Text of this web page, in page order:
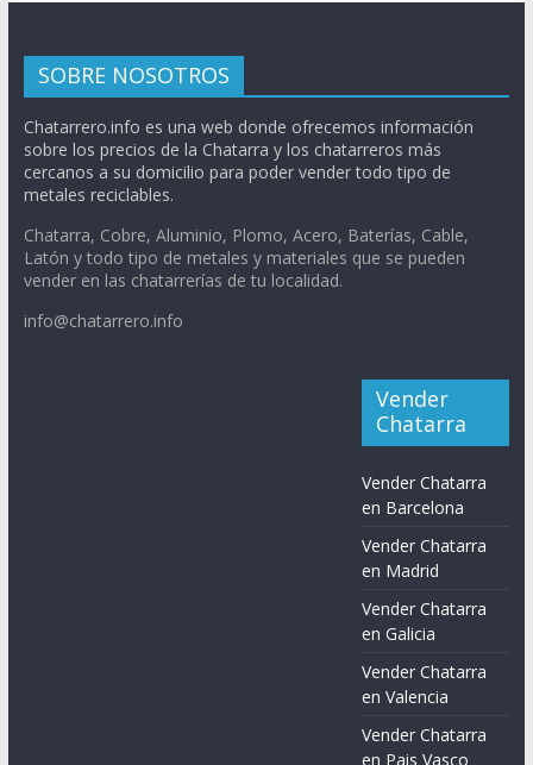
SOBRE NOSOTROS
Chatarrero.info es una web donde ofrecemos información
sobre los precios de la Chatarra y los chatarreros más
cercanos a su domicilio para poder vender todo tipo de
metales reciclables.
Chatarra, Cobre, Aluminio, Plomo, Acero, Baterías, Cable,
Latón y todo tipo de metales y materiales que se pueden
vender en las chatarrerías de tu localidad.
info@chatarrero.info
Vender
Chatarra
Vender Chatarra
en Barcelona
Vender Chatarra
en Madrid
Vender Chatarra
en Galicia
Vender Chatarra
en Valencia
Vender Chatarra
en Pais Vasco